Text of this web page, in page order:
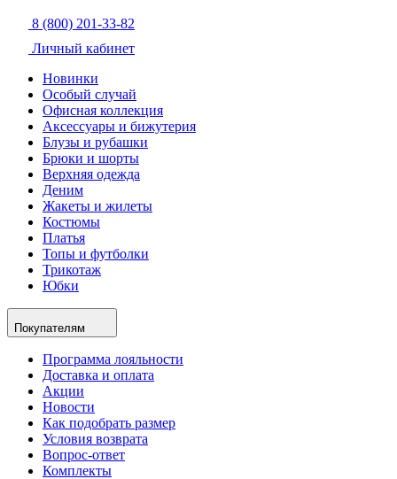
8 (800) 201-33-82
Личный кабинет
Новинки
Особый случай
Офисная коллекция
Аксессуары и бижутерия
Блузы и рубашки
Брюки и шорты
Верхняя одежда
Деним
Жакеты и жилеты
Костюмы
Платья
Топы и футболки
Трикотаж
Юбки
Покупателям
Программа лояльности
Доставка и оплата
Акции
Новости
Как подобрать размер
Условия возврата
Вопрос-ответ
Комплекты